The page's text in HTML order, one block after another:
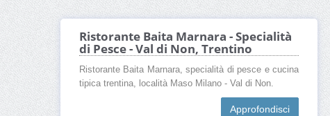
Ristorante Baita Marnara - Specialità
di Pesce - Val di Non, Trentino
Ristorante Baita Marnara, specialità di pesce e cucina
tipica trentina, località Maso Milano - Val di Non.
Approfondisci